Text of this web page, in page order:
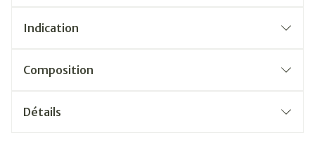
Indication
Composition
Détails